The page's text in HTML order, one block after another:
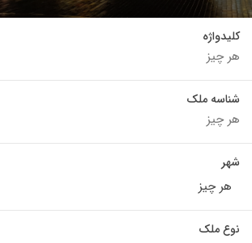
کلیدواژه
شناسه ملک
شهر
هر چیز
نوع ملک